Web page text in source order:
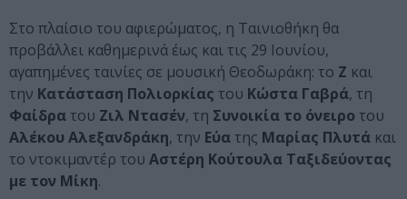
Στο πλαίσιο του αφιερώματος, η Ταινιοθήκη θα
προβάλλει καθημερινά έως και τις 29 Ιουνίου,
αγαπημένες ταινίες σε μουσική Θεοδωράκη: το Ζ και
την Κατάσταση Πολιορκίας του Κώστα Γαβρά, τη
Φαίδρα του Ζιλ Ντασέν, τη Συνοικία το όνειρο του
Αλέκου Αλεξανδράκη, την Εύα της Μαρίας Πλυτά και
το ντοκιμαντέρ του Αστέρη Κούτουλα Ταξιδεύοντας
με τον Μίκη.